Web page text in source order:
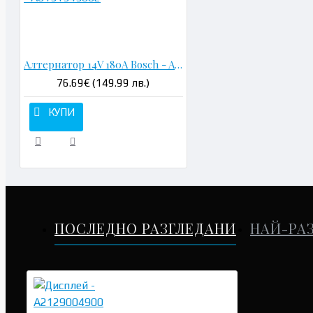
Алтернатор 14V 180A Bosch - A0131545602
76.69€ (149.99 лв.)
КУПИ
ПОСЛЕДНО РАЗГЛЕДАНИ НАЙ-